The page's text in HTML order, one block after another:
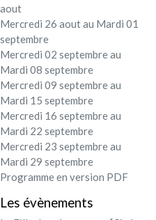
aout
Mercredi 26 aout au Mardi 01
septembre
Mercredi 02 septembre au
Mardi 08 septembre
Mercredi 09 septembre au
Mardi 15 septembre
Mercredi 16 septembre au
Mardi 22 septembre
Mercredi 23 septembre au
Mardi 29 septembre
Programme en version PDF
Les évènements